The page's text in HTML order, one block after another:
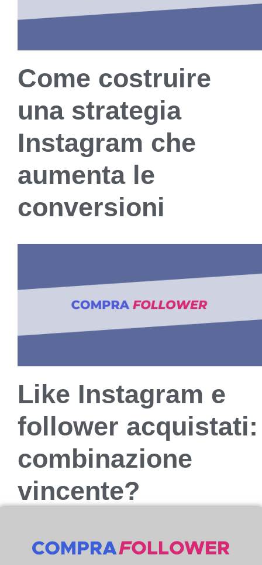
Come costruire
una strategia
Instagram che
aumenta le
conversioni
Like Instagram e
follower acquistati:
combinazione
vincente?